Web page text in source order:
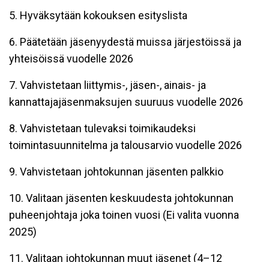
5. Hyväksytään kokouksen esityslista
6. Päätetään jäsenyydestä muissa järjestöissä ja
yhteisöissä vuodelle 2026
7. Vahvistetaan liittymis-, jäsen-, ainais- ja
kannattajajäsenmaksujen suuruus vuodelle 2026
8. Vahvistetaan tulevaksi toimikaudeksi
toimintasuunnitelma ja talousarvio vuodelle 2026
9. Vahvistetaan johtokunnan jäsenten palkkio
10. Valitaan jäsenten keskuudesta johtokunnan
puheenjohtaja joka toinen vuosi (Ei valita vuonna
2025)
11. Valitaan johtokunnan muut jäsenet (4–12